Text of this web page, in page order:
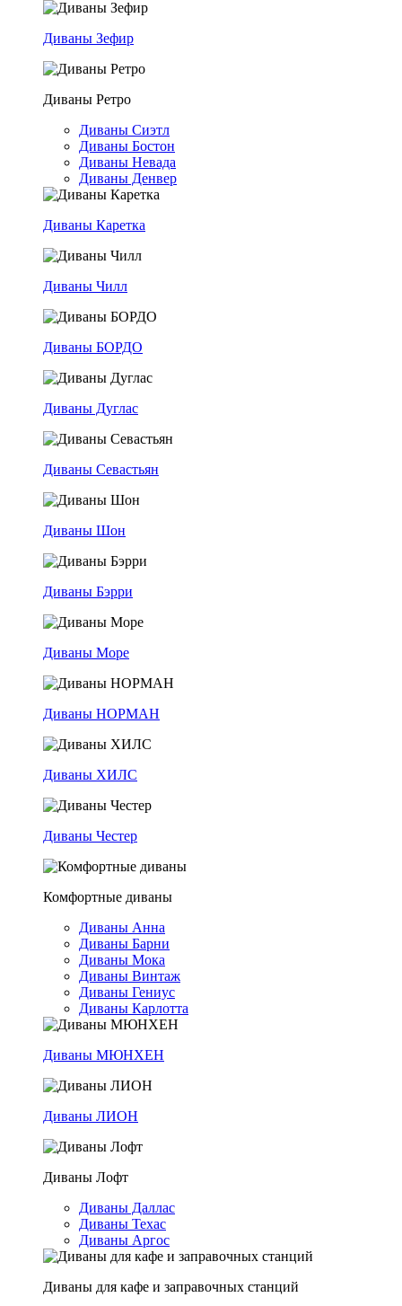
Диваны Зефир
Диваны Ретро
Диваны Сиэтл
Диваны Бостон
Диваны Невада
Диваны Денвер
Диваны Каретка
Диваны Чилл
Диваны БОРДО
Диваны Дуглас
Диваны Севастьян
Диваны Шон
Диваны Бэрри
Диваны Море
Диваны НОРМАН
Диваны ХИЛС
Диваны Честер
Комфортные диваны
Диваны Анна
Диваны Барни
Диваны Мока
Диваны Винтаж
Диваны Гениус
Диваны Карлотта
Диваны МЮНХЕН
Диваны ЛИОН
Диваны Лофт
Диваны Даллас
Диваны Техас
Диваны Аргос
Диваны для кафе и заправочных станций